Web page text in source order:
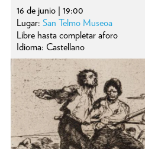
16 de junio | 19:00
Lugar: San Telmo Museoa
Libre hasta completar aforo
Idioma: Castellano